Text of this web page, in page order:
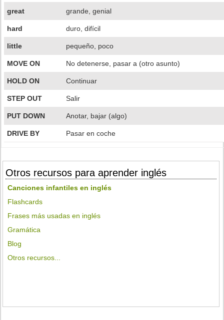
great grande, genial
hard duro, difícil
little pequeño, poco
MOVE ON No detenerse, pasar a (otro asunto)
HOLD ON Continuar
STEP OUT Salir
PUT DOWN Anotar, bajar (algo)
DRIVE BY Pasar en coche
Otros recursos para aprender inglés
Canciones infantiles en inglés
Flashcards
Frases más usadas en inglés
Gramática
Blog
Otros recursos...